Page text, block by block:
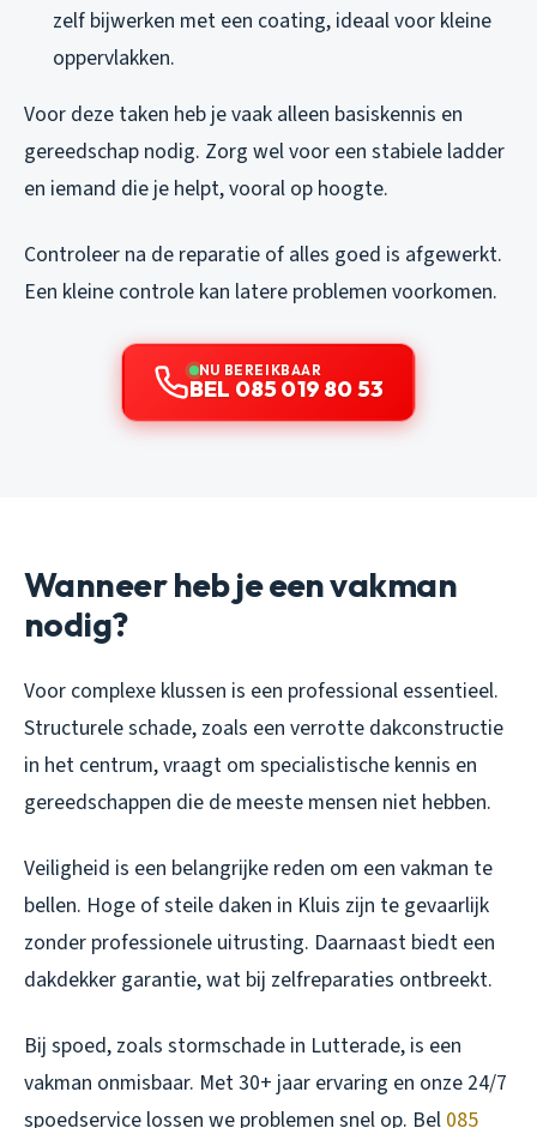
zelf bijwerken met een coating, ideaal voor kleine
oppervlakken.
Voor deze taken heb je vaak alleen basiskennis en
gereedschap nodig. Zorg wel voor een stabiele ladder
en iemand die je helpt, vooral op hoogte.
Controleer na de reparatie of alles goed is afgewerkt.
Een kleine controle kan latere problemen voorkomen.
NU BEREIKBAAR
BEL 085 019 80 53
Wanneer heb je een vakman
nodig?
Voor complexe klussen is een professional essentieel.
Structurele schade, zoals een verrotte dakconstructie
in het centrum, vraagt om specialistische kennis en
gereedschappen die de meeste mensen niet hebben.
Veiligheid is een belangrijke reden om een vakman te
bellen. Hoge of steile daken in Kluis zijn te gevaarlijk
zonder professionele uitrusting. Daarnaast biedt een
dakdekker garantie, wat bij zelfreparaties ontbreekt.
Bij spoed, zoals stormschade in Lutterade, is een
vakman onmisbaar. Met 30+ jaar ervaring en onze 24/7
spoedservice lossen we problemen snel op. Bel 085